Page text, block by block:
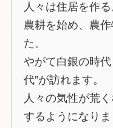
人々は住居を作
農耕を始め、農
た。
やがて白銀の時
代”が訪れます。
人々の気性が荒
するようになりま